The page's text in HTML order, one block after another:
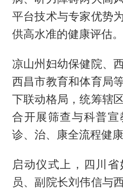
平台技术与专家优势
供高水准的健康评估。
凉山州妇幼保健院、
西昌市教育和体育局
下联动格局，统筹辖
合开展筛查与科普宣
诊、治、康全流程健康
启动仪式上，四川
员、副院长刘伟信与